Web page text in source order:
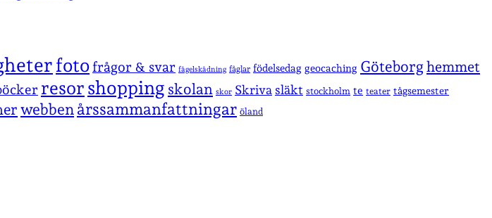
fotofrågor & svar fågelskådning fåglar födelsedag geocaching Göteborghemmet
resor shopping skolan skor Skriva släkt stockholm te teater tågsemester
webben årssammanfattningar öland